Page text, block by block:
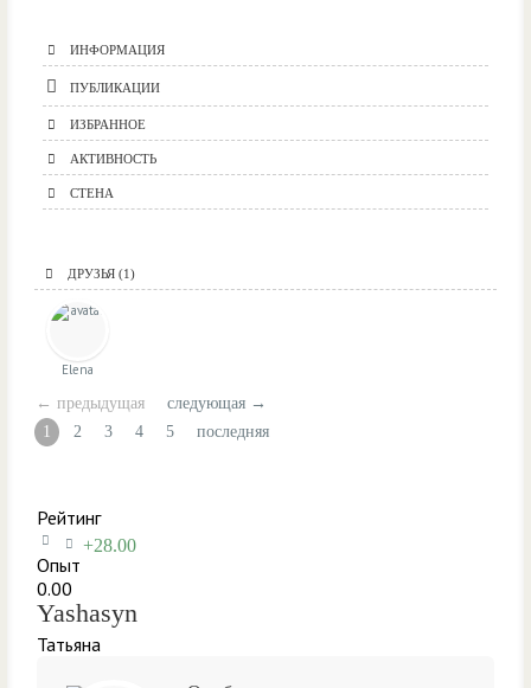
ИНФОРМАЦИЯ
ПУБЛИКАЦИИ
ИЗБРАННОЕ
АКТИВНОСТЬ
СТЕНА
ДРУЗЬЯ (1)
Elena
← предыдущая
следующая →
1
2 3 4 5 последняя
Рейтинг
+28.00
Опыт
0.00
Yashasyn
Татьяна